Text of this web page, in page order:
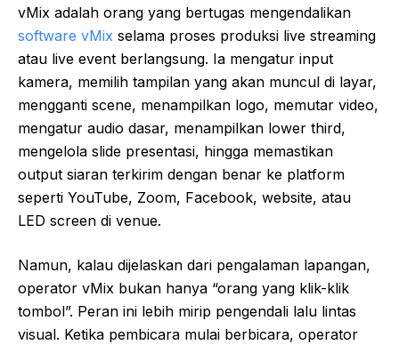
vMix adalah orang yang bertugas mengendalikan
software vMix selama proses produksi live streaming
atau live event berlangsung. Ia mengatur input
kamera, memilih tampilan yang akan muncul di layar,
mengganti scene, menampilkan logo, memutar video,
mengatur audio dasar, menampilkan lower third,
mengelola slide presentasi, hingga memastikan
output siaran terkirim dengan benar ke platform
seperti YouTube, Zoom, Facebook, website, atau
LED screen di venue.
Namun, kalau dijelaskan dari pengalaman lapangan,
operator vMix bukan hanya “orang yang klik-klik
tombol”. Peran ini lebih mirip pengendali lalu lintas
visual. Ketika pembicara mulai berbicara, operator